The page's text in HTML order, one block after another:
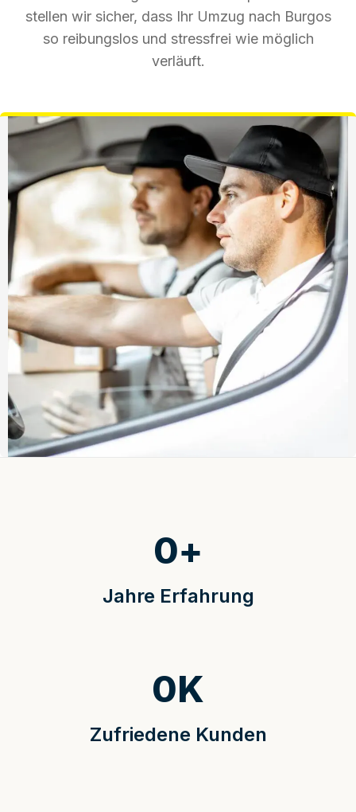
stellen wir sicher, dass Ihr Umzug nach Burgos
so reibungslos und stressfrei wie möglich
verläuft.
Jahre Erfahrung
0+
Zufriedene Kunden
0K